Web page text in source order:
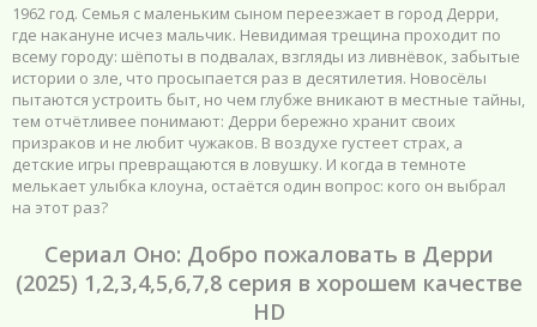
1962 год. Семья с маленьким сыном переезжает в город Дерри,
где накануне исчез мальчик. Невидимая трещина проходит по
всему городу: шёпоты в подвалах, взгляды из ливнёвок, забытые
истории о зле, что просыпается раз в десятилетия. Новосёлы
пытаются устроить быт, но чем глубже вникают в местные тайны,
тем отчётливее понимают: Дерри бережно хранит своих
призраков и не любит чужаков. В воздухе густеет страх, а
детские игры превращаются в ловушку. И когда в темноте
мелькает улыбка клоуна, остаётся один вопрос: кого он выбрал
на этот раз?
Сериал Оно: Добро пожаловать в Дерри
(2025) 1,2,3,4,5,6,7,8 серия в хорошем качестве
HD